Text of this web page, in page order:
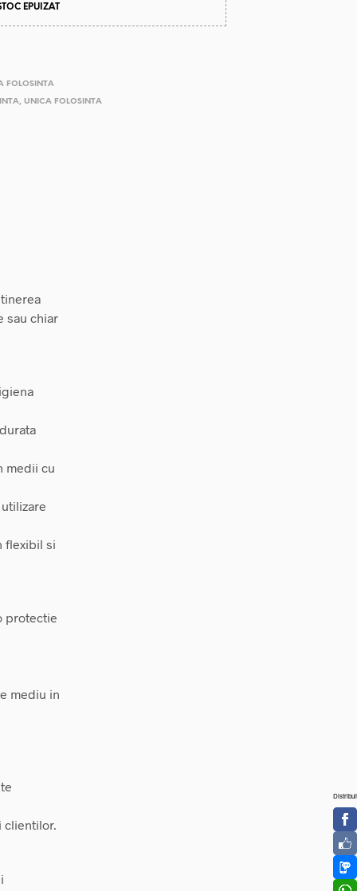
EPUIZAT
FOLOSINTA
, UNICA FOLOSINTA
sau chiar
medii cu
flexibil si
protectie
mediu in
clientilor.
Distribuit